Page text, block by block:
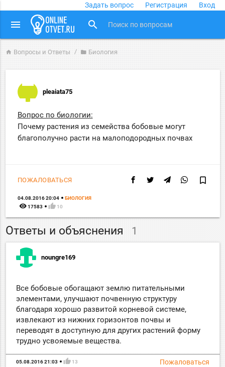
Задать вопрос Регистрация Вход
menu search
home Вопросы и Ответы folder Биология
pleaiata75
Вопрос по биологии:
Почему растения из семейства бобовые могут
благополучно расти на малоподородных почвах
ПОЖАЛОВАТЬСЯ bookmark_border
04.08.2016 20:04 БИОЛОГИЯ
remove_red_eye 17583 thumb_up 10
Ответы и объяснения 1
noungre169
Все бобовые обогащают землю питательными
элементами, улучшают почвенную структуру
благодаря хорошо развитой корневой системе,
извлекают из нижних горизонтов почвы и
переводят в доступную для других растений форму
трудно усвояемые вещества.
Пожаловаться
05.08.2016 21:03 thumb_up 13